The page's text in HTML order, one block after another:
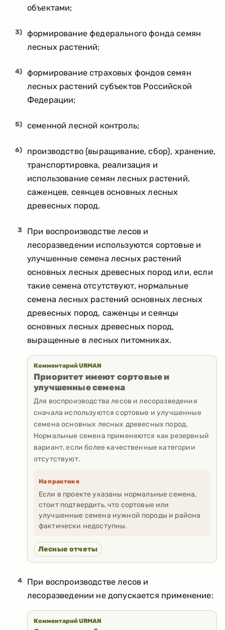
объектами;
3)
формирование федерального фонда семян
лесных растений;
4)
формирование страховых фондов семян
лесных растений субъектов Российской
Федерации;
5) семенной лесной контроль;
6)
производство (выращивание, сбор), хранение,
транспортировка, реализация и
использование семян лесных растений,
саженцев, сеянцев основных лесных
древесных пород.
3
При воспроизводстве лесов и
лесоразведении используются сортовые и
улучшенные семена лесных растений
основных лесных древесных пород или, если
такие семена отсутствуют, нормальные
семена лесных растений основных лесных
древесных пород, саженцы и сеянцы
основных лесных древесных пород,
выращенные в лесных питомниках.
Комментарий URMAN
Приоритет имеют сортовые и
улучшенные семена
Для воспроизводства лесов и лесоразведения
сначала используются сортовые и улучшенные
семена основных лесных древесных пород.
Нормальные семена применяются как резервный
вариант, если более качественные категории
отсутствуют.
На практике
Если в проекте указаны нормальные семена,
стоит подтвердить, что сортовые или
улучшенные семена нужной породы и района
фактически недоступны.
Лесные отчеты
4
При воспроизводстве лесов и
лесоразведении не допускается применение:
Комментарий URMAN